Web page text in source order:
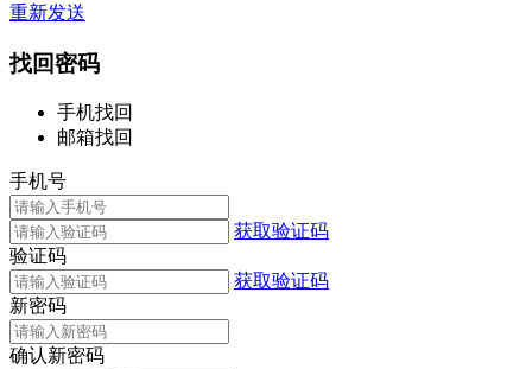
重新发送
找回密码
手机找回
邮箱找回
手机号
获取验证码
验证码
获取验证码
新密码
确认新密码